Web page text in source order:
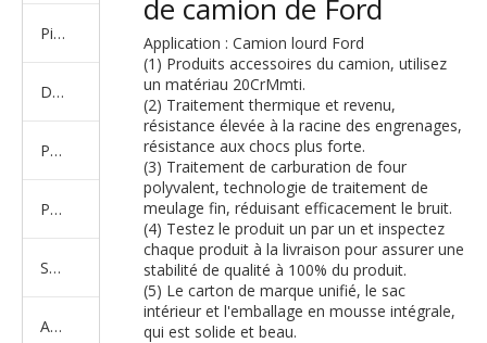
Pièces de rechange de machines d'ingénierie de camion minier
D'autres séries de camions
Produits d'essieux
Produits de support de châssis
Série de suspension équilibrée
Amortisseur Série
de camion de Ford
Application : Camion lourd Ford
(1) Produits accessoires du camion, utilisez
un matériau 20CrMmti.
(2) Traitement thermique et revenu,
résistance élevée à la racine des engrenages,
résistance aux chocs plus forte.
(3) Traitement de carburation de four
polyvalent, technologie de traitement de
meulage fin, réduisant efficacement le bruit.
(4) Testez le produit un par un et inspectez
chaque produit à la livraison pour assurer une
stabilité de qualité à 100% du produit.
(5) Le carton de marque unifié, le sac
intérieur et l'emballage en mousse intégrale,
qui est solide et beau.